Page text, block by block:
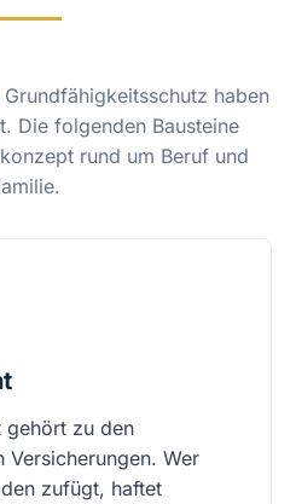
haben
Die folgenden Bausteine
rund um Beruf und
gehört zu den
Wer
zufügt, haftet